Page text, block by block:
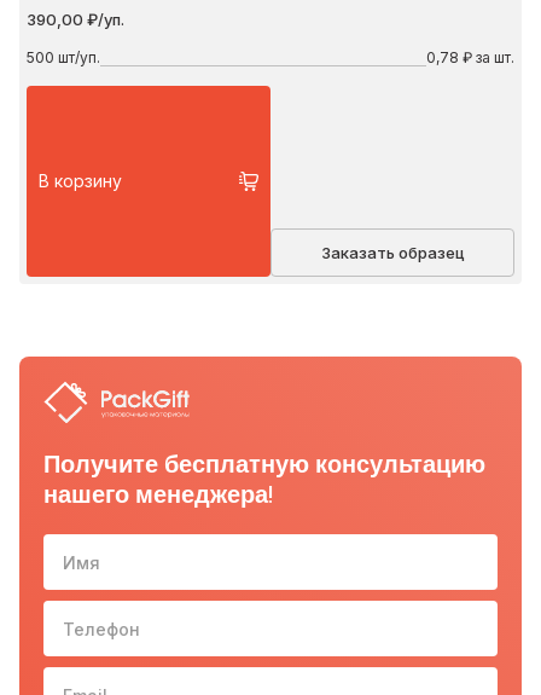
390,00 ₽/уп.
500 шт/уп. 0,78 ₽ за шт.
В корзину
Заказать образец
Получите бесплатную консультацию
нашего менеджера!
Имя
Телефон 10-
Email